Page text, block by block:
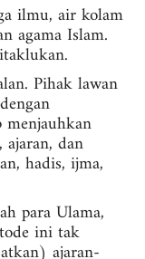
ilmu, air kolam
agama Islam.
Pihak lawan
dan
hadis, ijma,
para Ulama,
ini tak